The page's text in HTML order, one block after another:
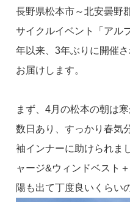
長野県松本市～北安曇野
サイクルイベント「アル
年以来、3年ぶりに開催
お届けします。
まず、4月の松本の朝は
数日あり、すっかり春気
袖インナーに助けられま
ャージ&ウィンドベスト
陽も出て丁度良いくらい